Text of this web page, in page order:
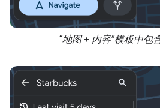
“地图 + 内容”模板中包